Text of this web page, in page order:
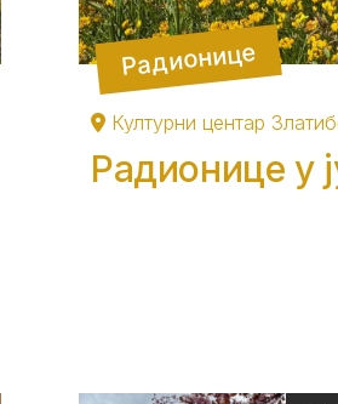
Радионице
Културни центар
Радионице у